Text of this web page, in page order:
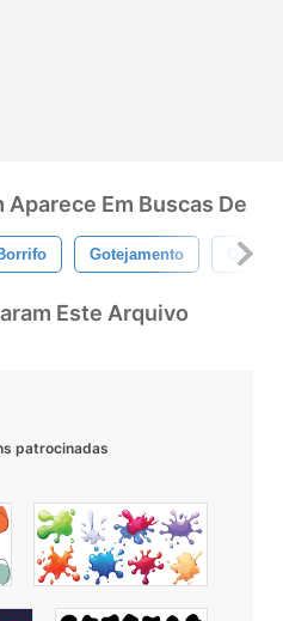
Aparece Em Buscas De
Gotejamento
Este Arquivo
patrocinadas